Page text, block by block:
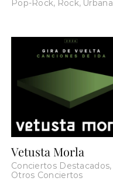
Pop-Rock, Rock, Urbana
Vetusta Morla
Conciertos Destacados,
Otros Conciertos